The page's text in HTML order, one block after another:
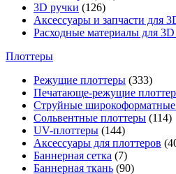
3D ручки (126)
Аксессуары и запчасти для
Расходные материалы для
Плоттеры
Режущие плоттеры (333)
Печатающе-режущие
Струйные
Сольвентные плоттеры (114)
UV-плоттеры (144)
Аксессуары для плоттеров
Баннерная сетка (7)
Баннерная ткань (90)